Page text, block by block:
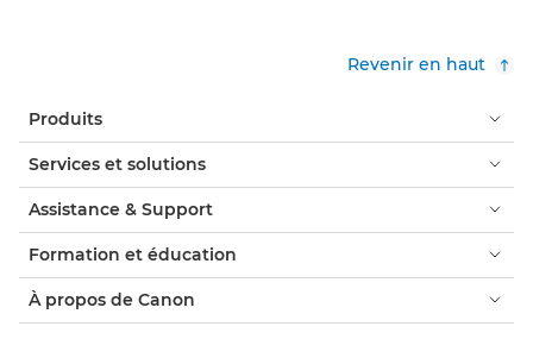
Revenir en haut
Produits
Services et solutions
Assistance & Support
Formation et éducation
À propos de Canon